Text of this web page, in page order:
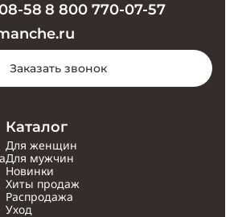
Каталог
Для женщин
Для мужчин
Новинки
Хиты продаж
Распродажа
Уход
58 8 800 770-07-57
Заказать звонок